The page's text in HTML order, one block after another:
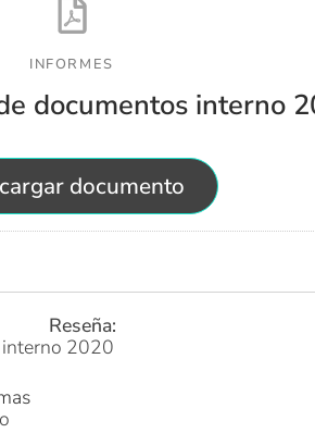
INFORMES
documentos interno
documento
Reseña:
interno 2020